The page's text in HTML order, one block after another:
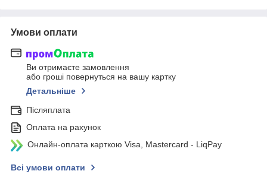
Умови оплати
Ви отримаєте замовлення
або гроші повернуться на вашу картку
Детальніше
Післяплата
Оплата на рахунок
Онлайн-оплата карткою Visa, Mastercard - LiqPay
Всі умови оплати